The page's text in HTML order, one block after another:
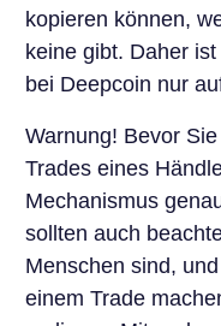
kopieren können,
keine gibt. Daher
bei Deepcoin nur
Warnung! Bevor
Trades eines
Mechanismus
sollten auch
Menschen sind,
einem Trade